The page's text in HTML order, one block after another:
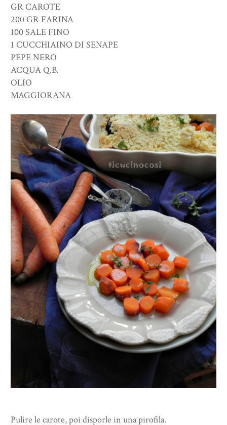
GR CAROTE
200 GR FARINA
100 SALE FINO
1 CUCCHIAINO DI SENAPE
PEPE NERO
ACQUA Q.B.
OLIO
MAGGIORANA
Pulire le carote, poi disporle in una pirofila.